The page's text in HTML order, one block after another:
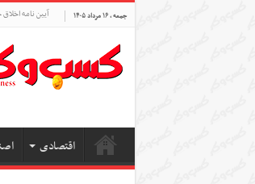
جمعه , ۱۶ مرداد ۱۴۰۵ آیین نامه
اقتصادی